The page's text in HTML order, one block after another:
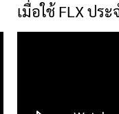
เมื่อใช้ FLX ประ